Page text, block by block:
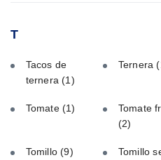
T
Tacos de
ternera(1)
Ternera
Tomate (1)
Tomate
(2)
Tomillo(9)
Tomillo